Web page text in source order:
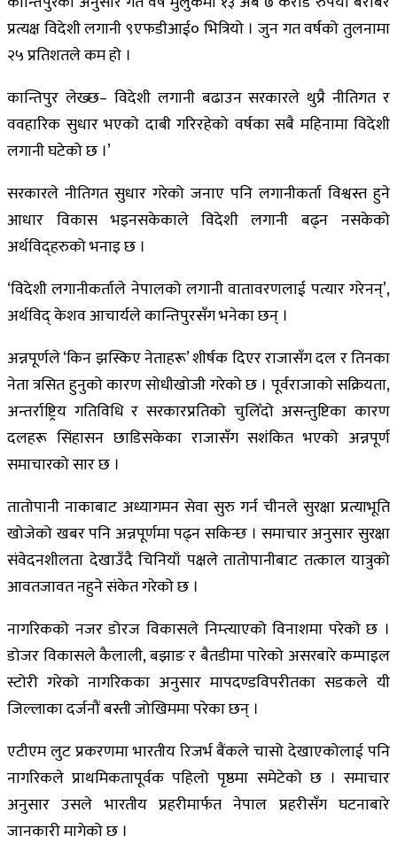
प्रत्यक्ष विदेशी लगानी ९एफडीआई० भित्रियो । जुन गत वर्षको तुलनामा
२५ प्रतिशतले कम हो ।
कान्तिपुर लेख्छ– विदेशी लगानी बढाउन सरकारले थुप्रै नीतिगत र
ववहारिक सुधार भएको दाबी गरिरहेको वर्षका सबै महिनामा विदेशी
लगानी घटेको छ ।’
सरकारले नीतिगत सुधार गरेको जनाए पनि लगानीकर्ता विश्वस्त हुने
आधार विकास भइनसकेकाले विदेशी लगानी बढ्न नसकेको
अर्थविद्हरुको भनाइ छ ।
‘विदेशी लगानीकर्ताले नेपालको लगानी वातावरणलाई पत्यार गरेनन्’,
अर्थविद् केशव आचार्यले कान्तिपुरसँग भनेका छन् ।
अन्नपूर्णले ‘किन झस्किए नेताहरू’ शीर्षक दिएर राजासँग दल र तिनका
नेता त्रसित हुनुको कारण सोधीखोजी गरेको छ । पूर्वराजाको सक्रियता,
अन्तर्राष्ट्रिय गतिविधि र सरकारप्रतिको चुलिँदो असन्तुष्टिका कारण
दलहरू सिंहासन छाडिसकेका राजासँग सशंकित भएको अन्नपूर्ण
समाचारको सार छ ।
तातोपानी नाकाबाट अध्यागमन सेवा सुरु गर्न चीनले सुरक्षा प्रत्याभूति
खोजेको खबर पनि अन्नपूर्णमा पढ्न सकिन्छ । समाचार अनुसार सुरक्षा
संवेदनशीलता देखाउँदै चिनियाँ पक्षले तातोपानीबाट तत्काल यात्रुको
आवतजावत नहुने संकेत गरेको छ ।
नागरिकको नजर डोरज विकासले निम्त्याएको विनाशमा परेको छ ।
डोजर विकासले कैलाली, बझाङ र बैतडीमा पारेको असरबारे कम्पाइल
स्टोरी गरेको नागरिकका अनुसार मापदण्डविपरीतका सडकले यी
जिल्लाका दर्जनौं बस्ती जोखिममा परेका छन् ।
एटीएम लुट प्रकरणमा भारतीय रिजर्भ बैंकले चासो देखाएकोलाई पनि
नागरिकले प्राथमिकतापूर्वक पहिलो पृष्ठमा समेटेको छ । समाचार
अनुसार उसले भारतीय प्रहरीमार्फत नेपाल प्रहरीसँग घटनाबारे
जानकारी मागेको छ ।